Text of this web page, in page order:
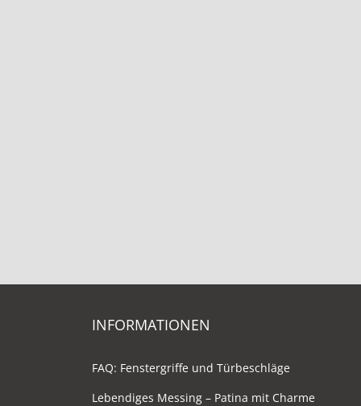
INFORMATIONEN
FAQ: Fenstergriffe und Türbeschläge
Lebendiges Messing – Patina mit Charme